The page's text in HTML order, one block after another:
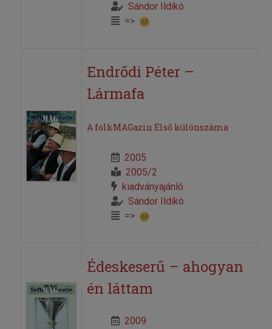
Sándor Ildikó
=>
Endrődi Péter –
Lármafa
A folkMAGazin Első különszáma
2005
2005/2
kiadványajánló
Sándor Ildikó
=>
Édeskeserű – ahogyan
én láttam
2009